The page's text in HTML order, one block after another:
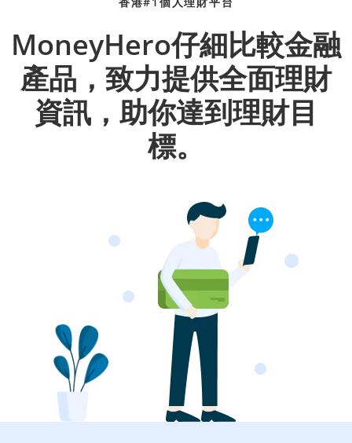
MoneyHero仔細比較金融
產品，致力提供全面理財
資訊，助你達到理財目
標。